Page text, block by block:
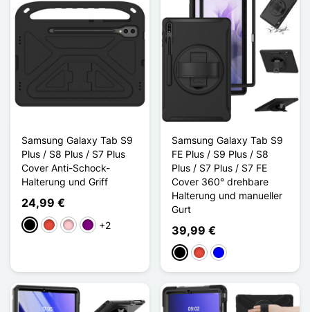
Samsung Galaxy Tab S9
Plus / S8 Plus / S7 Plus
Cover Anti-Schock-
Halterung und Griff
24,99 €
Schwarz
Rot PinkViolett
+2
Samsung Galaxy Tab S9
FE Plus / S9 Plus / S8
Plus / S7 Plus / S7 FE
Cover 360° drehbare
Halterung und manueller
Gurt
39,99 €
Schwarz
Rot Blau